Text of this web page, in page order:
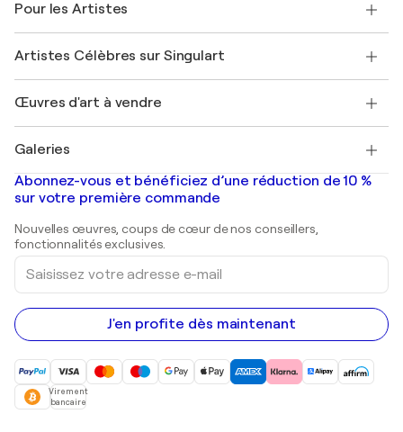
Offrir une carte cadeau
Rejoignez notre programme commercial
Mon compte
+33 1 76 44 06 42
FAQ
Magazine Singulart
Emplois
Découvrez une sélection d'art original
Pour les Artistes
Se connecter en tant qu'Artiste
Artistes Célèbres sur Singulart
Marc Chagall
Banksy
Mr. Brainwash
Shepard Fairey
Œuvres d'art à vendre
Tableaux abstraits à vendre
Peintures de paysage
Estampes
Peintures acryliques
Galeries
Galeries d'art en France
Galeries d'art en Belgique
Abonnez-vous et bénéficiez d’une réduction de 10 %
sur votre première commande
Nouvelles œuvres, coups de cœur de nos conseillers,
fonctionnalités exclusives.
Saisissez
votre
adresse
e-
mail
J'en profite dès maintenant
Virement
bancaire